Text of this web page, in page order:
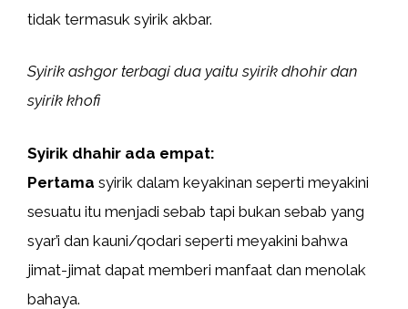
tidak termasuk syirik akbar.
Syirik ashgor terbagi dua yaitu syirik dhohir dan
syirik khofi
Syirik dhahir ada empat:
Pertama syirik dalam keyakinan seperti meyakini
sesuatu itu menjadi sebab tapi bukan sebab yang
syar’i dan kauni/qodari seperti meyakini bahwa
jimat-jimat dapat memberi manfaat dan menolak
bahaya.